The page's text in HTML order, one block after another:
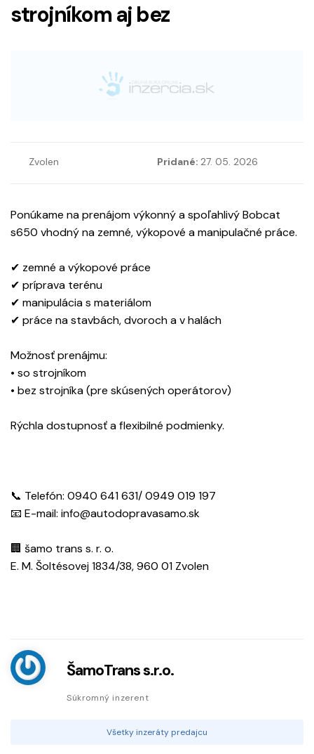
strojníkom aj bez
Zvolen Pridané: 27. 05. 2026
Ponúkame na prenájom výkonný a spoľahlivý Bobcat
s650 vhodný na zemné, výkopové a manipulačné práce.
✔ zemné a výkopové práce
✔ príprava terénu
✔ manipulácia s materiálom
✔ práce na stavbách, dvoroch a v halách
Možnosť prenájmu:
• so strojníkom
• bez strojníka (pre skúsených operátorov)
Rýchla dostupnosť a flexibilné podmienky.
📞 Telefón: 0940 641 631/ 0949 019 197
📧 E-mail: info@autodopravasamo.sk
🏢 šamo trans s. r. o.
E. M. Šoltésovej 1834/38, 960 01 Zvolen
ŠamoTrans s.r.o.
Súkromný inzerent
Všetky inzeráty predajcu